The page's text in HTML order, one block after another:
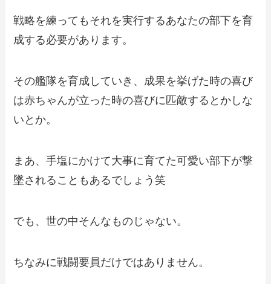
戦略を練ってもそれを実行するあなたの部下を育
成する必要があります。
その艦隊を育成していき、成果を挙げた時の喜び
は赤ちゃんが立った時の喜びに匹敵するとかしな
いとか。
まあ、手塩にかけて大事に育てた可愛い部下が撃
墜されることもあるでしょう笑
でも、世の中そんなものじゃない。
ちなみに戦闘要員だけではありません。